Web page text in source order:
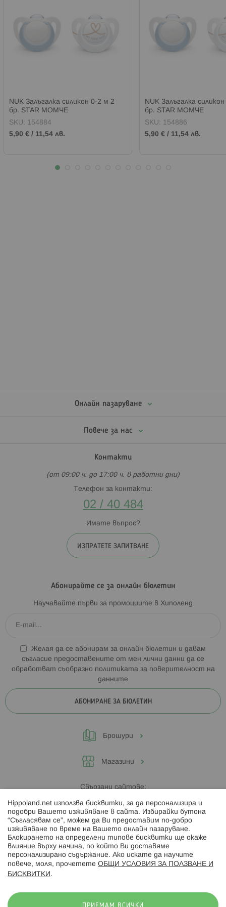
NUK Залъгалка силикон 0-2 м 2
бр. STAR МОМЧЕ
SKU: 154884
5,90 € / 11,54 лв.
NUK Залъгалка
бр. STAR МОМЧЕ
SKU: 154886
5,90 € / 11,54 лв.
Онлайн пазаруване
Повече за нас
Контакти
(от 09:00 ч. до 17:00 ч. в работни дни)
Телефон за контакти:
02 / 40 484
Имате въпрос?
ИЗПРАТЕТЕ ЗАПИТВАНЕ
Абонирайте се за онлайн бюлетин
Научавайте първи за промоциите в Хиполенд
Желая да се абонирам за онлайн бюлетин и давам
съгласие предоставените от мен лични данни да се
обработват съобразно политиката за поверителност на
данните
АБОНИРАНЕ ЗА БЮЛЕТИН
Брошури
Магазини
Свързани сайтове:
Hippoland.ro
Последвайте ни:
Hippoland.net използва бисквитки, за да персонализира и
подобри Вашето изживяване в сайта. Избирайки бутона
“Съгласявам се”, можем да Ви предоставим по-добро
изживяване по време на Вашето онлайн пазаруване.
Блокирането на определени типове бисквитки ще окаже
влияние върху начина, по който Ви доставяме
персонализирано съдържание. Ако искате да научите
повече, моля, прочетете ОБЩИ УСЛОВИЯ ЗА ПОЛЗВАНЕ И
БИСКВИТКИ .